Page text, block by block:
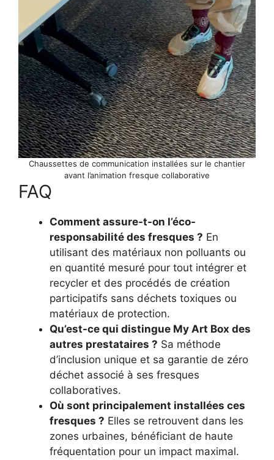
Chaussettes de communication installées sur le chantier
avant l’animation fresque collaborative
FAQ
Comment assure-t-on l’éco-
responsabilité des fresques ? En
utilisant des matériaux non polluants ou
en quantité mesuré pour tout intégrer et
recycler et des procédés de création
participatifs sans déchets toxiques ou
matériaux de protection.
Qu’est-ce qui distingue My Art Box des
autres prestataires ? Sa méthode
d’inclusion unique et sa garantie de zéro
déchet associé à ses fresques
collaboratives.
Où sont principalement installées ces
fresques ? Elles se retrouvent dans les
zones urbaines, bénéficiant de haute
fréquentation pour un impact maximal.